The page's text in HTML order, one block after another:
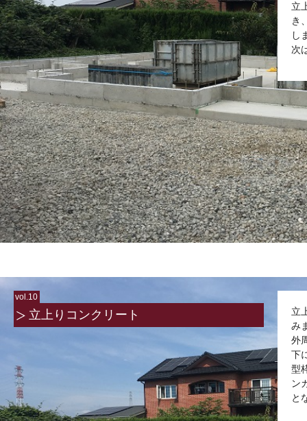
立
き
し
次
vol.10
立上りコンクリート
立
み
外
下
型
ン
と